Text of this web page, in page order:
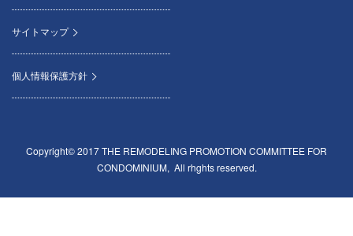
サイトマップ
個人情報保護方針
Copyright© 2017 THE REMODELING PROMOTION COMMITTEE FOR
CONDOMINIUM, All rhghts reserved.